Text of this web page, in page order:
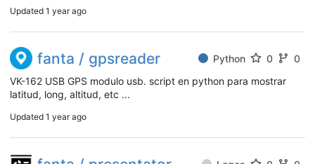
Updated 1 year ago
fanta / gpsreader Python 0
0
VK-162 USB GPS modulo usb. script en python para mostrar
latitud, long, altitud, etc ...
Updated 1 year ago